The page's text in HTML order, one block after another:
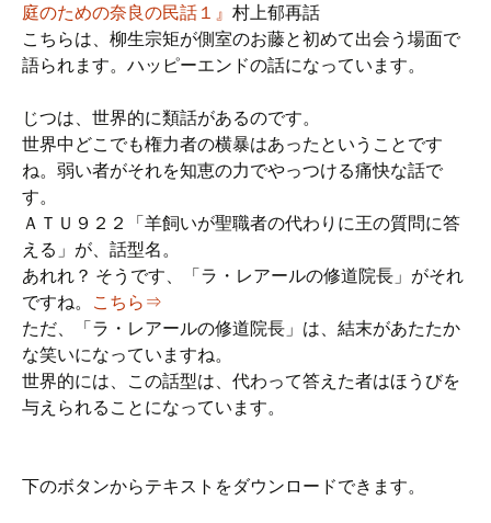
庭のための奈良の民話１』 村上郁再話
こちらは、柳生宗矩が側室のお藤と初めて出会う場面で
語られます。ハッピーエンドの話になっています。
じつは、世界的に類話があるのです。
世界中どこでも権力者の横暴はあったということです
ね。弱い者がそれを知恵の力でやっつける痛快な話で
す。
ＡＴＵ９２２「羊飼いが聖職者の代わりに王の質問に答
える」が、話型名。
あれれ？ そうです、「ラ・レアールの修道院長」がそれ
ですね。 こちら⇒
ただ、「ラ・レアールの修道院長」は、結末があたたか
な笑いになっていますね。
世界的には、この話型は、代わって答えた者はほうびを
与えられることになっています。
下のボタンからテキストをダウンロードできます。